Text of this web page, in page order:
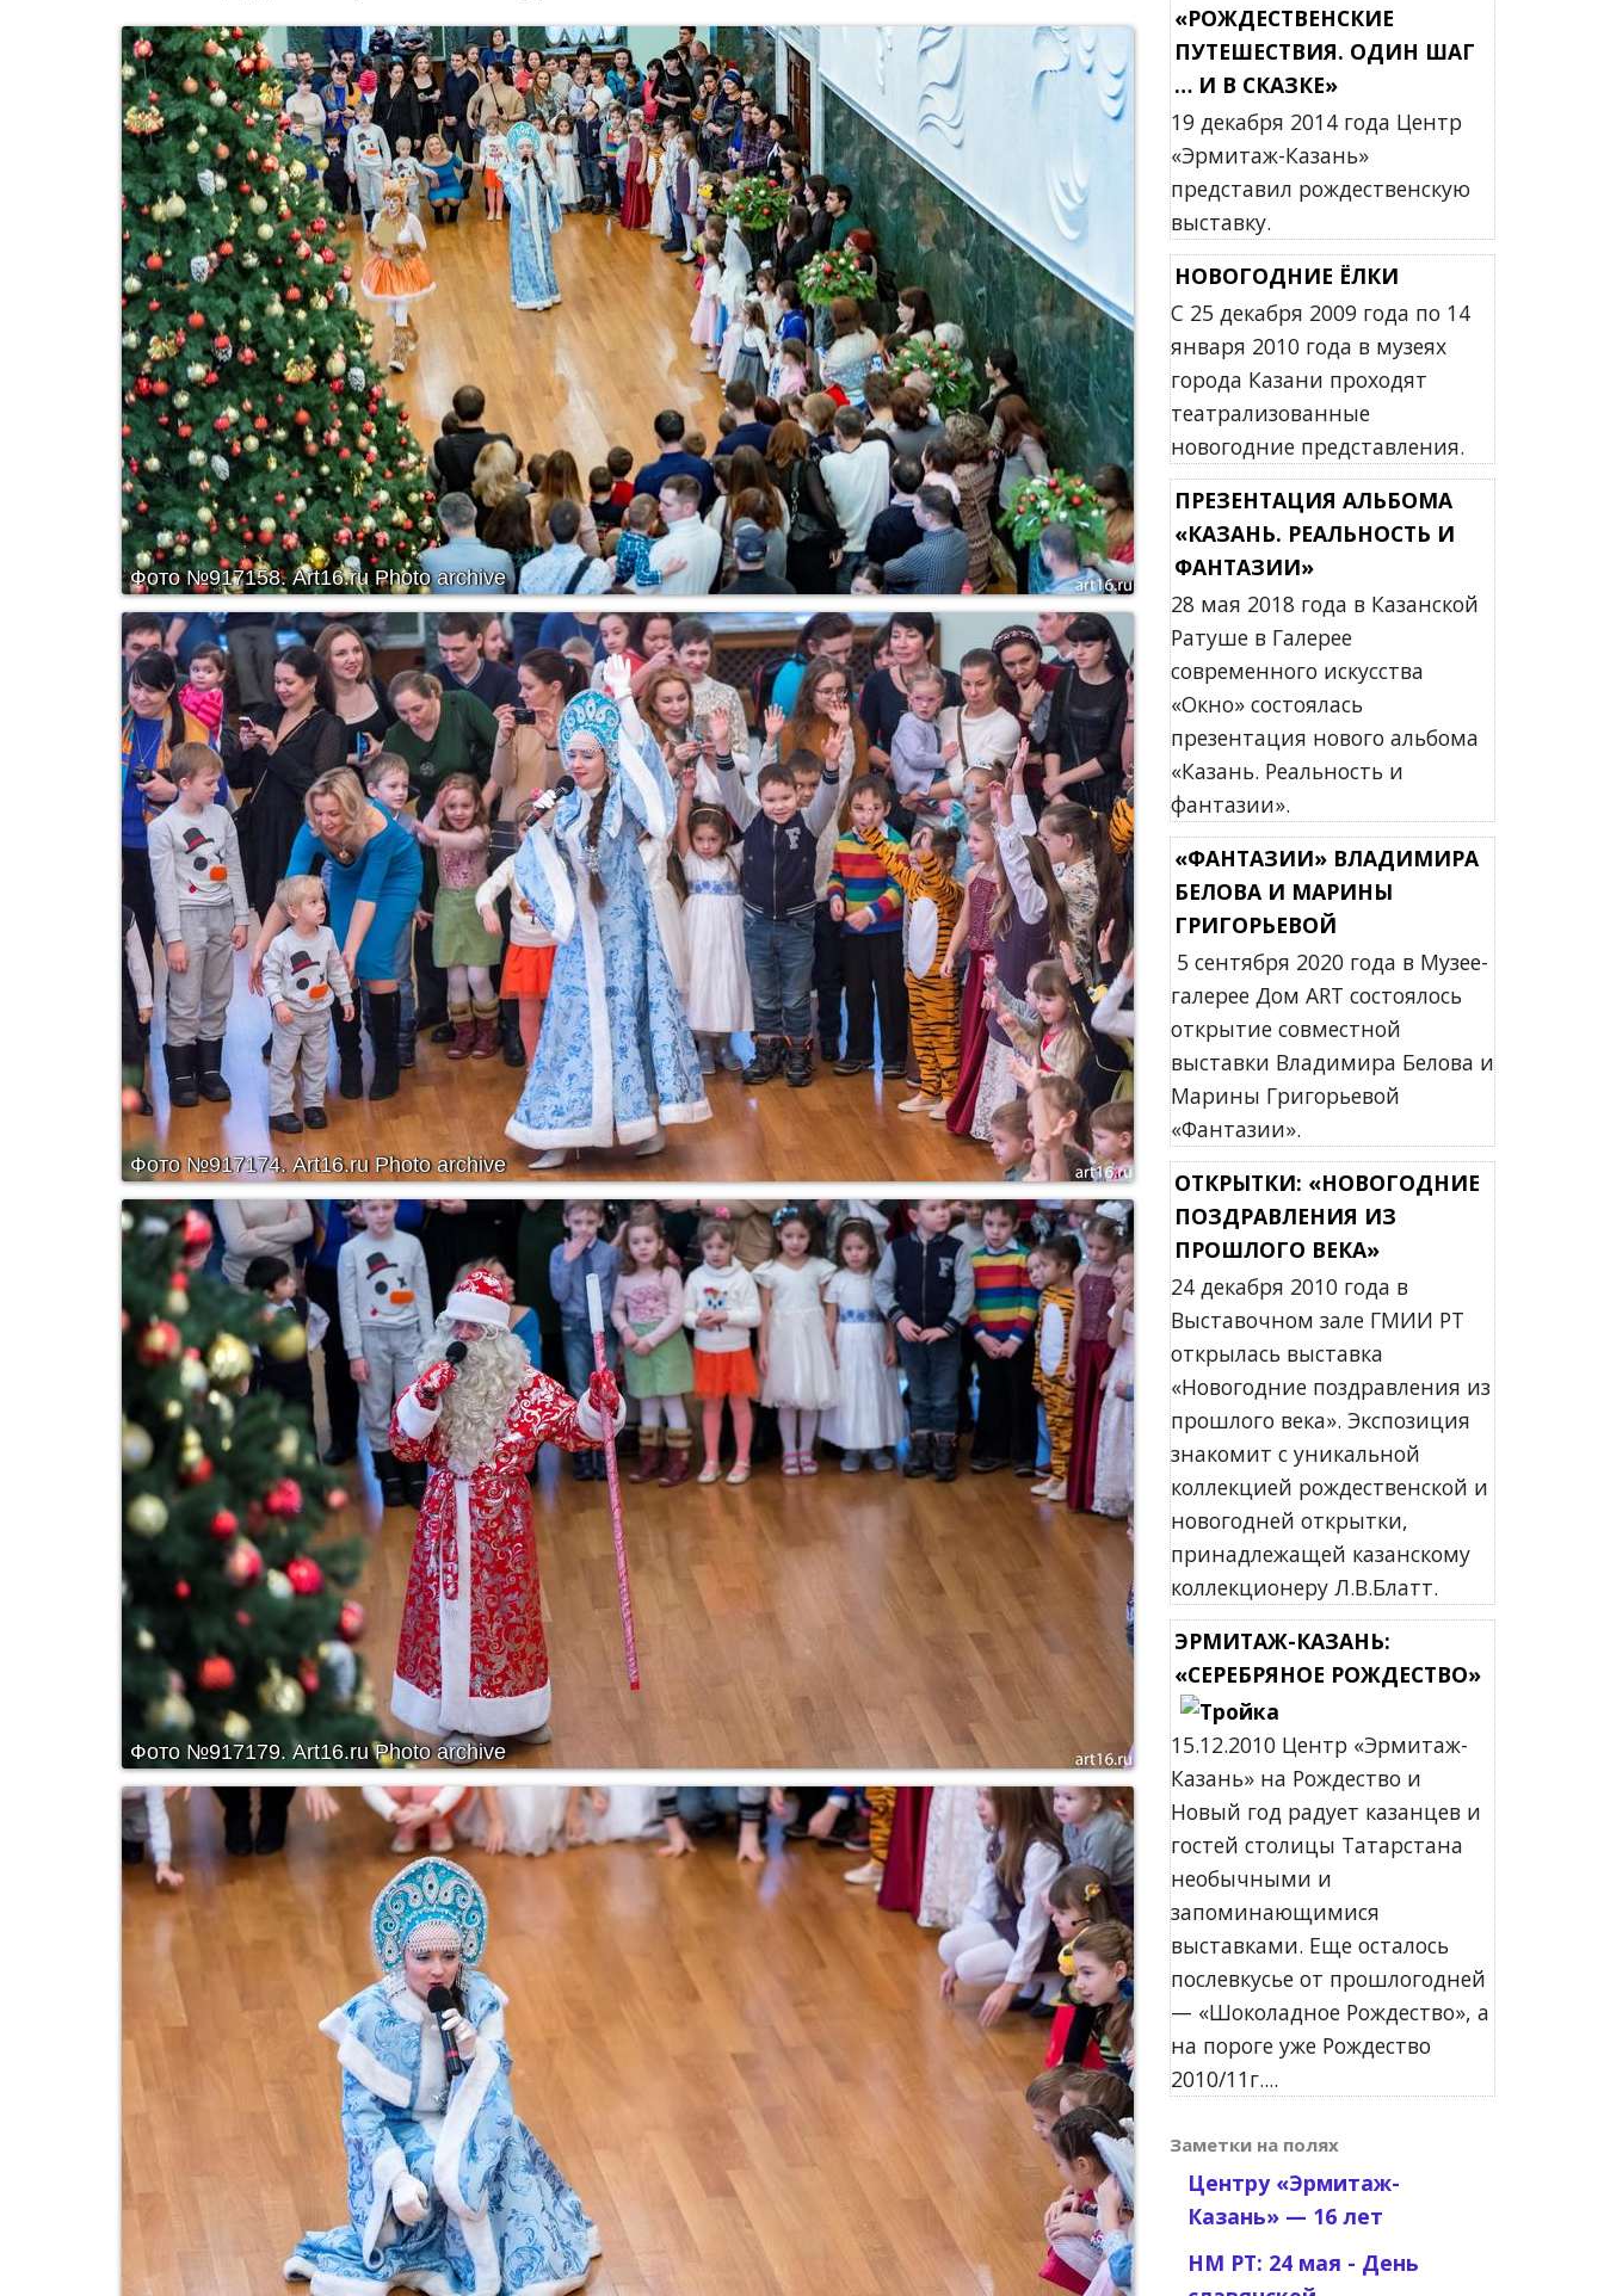
Фото №917158.Art16.ru Photo archive
Фото №917174.Art16.ru Photo archive
Фото №917179. Art16.ru Photo archive
«РОЖДЕСТВЕНСКИЕ
ПУТЕШЕСТВИЯ. ОДИН ШАГ
… И В СКАЗКЕ»
19 декабря 2014 года Центр
«Эрмитаж-Казань»
представил рождественскую
выставку.
НОВОГОДНИЕ ЁЛКИ
С 25 декабря 2009 года по 14
января 2010 года в музеях
города Казани проходят
театрализованные
новогодние представления.
ПРЕЗЕНТАЦИЯ АЛЬБОМА
«КАЗАНЬ. РЕАЛЬНОСТЬ И
ФАНТАЗИИ»
28 мая 2018 года в Казанской
Ратуше в Галерее
современного искусства
«Окно» состоялась
презентация нового альбома
«Казань. Реальность и
фантазии».
«ФАНТАЗИИ» ВЛАДИМИРА
БЕЛОВА И МАРИНЫ
ГРИГОРЬЕВОЙ
5 сентября 2020 года в Музее-
галерее Дом ART состоялось
открытие совместной
выставки Владимира Белова и
Марины Григорьевой
«Фантазии».
ОТКРЫТКИ: «НОВОГОДНИЕ
ПОЗДРАВЛЕНИЯ ИЗ
ПРОШЛОГО ВЕКА»
24 декабря 2010 года в
Выставочном зале ГМИИ РТ
открылась выставка
«Новогодние поздравления из
прошлого века». Экспозиция
знакомит с уникальной
коллекцией рождественской и
новогодней открытки,
принадлежащей казанскому
коллекционеру Л.В.Блатт.
ЭРМИТАЖ-КАЗАНЬ:
«СЕРЕБРЯНОЕ РОЖДЕСТВО»
15.12.2010 Центр «Эрмитаж-
Казань» на Рождество и
Новый год радует казанцев и
гостей столицы Татарстана
необычными и
запоминающимися
выставками. Еще осталось
послевкусье от прошлогодней
— «Шоколадное Рождество», а
на пороге уже Рождество
2010/11г....
Заметки на полях
Центру «Эрмитаж-
Казань» — 16 лет
НМ РТ: 24 мая - День